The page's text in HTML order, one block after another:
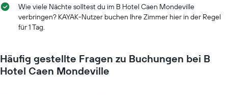
Das
Diagramm
hat
Achse,
die
die
Wie viele Nächte solltest du im B Hotel Caen Mondeville
verbringen? KAYAK-Nutzer buchen Ihre Zimmer hier in der Regel
für 1 Tag.
Häufig gestellte Fragen zu Buchungen bei B
Hotel Caen Mondeville